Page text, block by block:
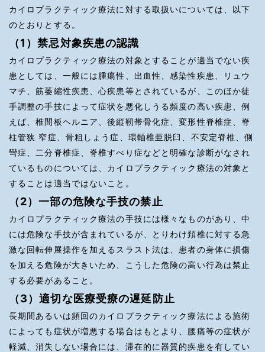
カイロプラクティック療法に対する取扱いについては、以下
のとおりとする。
（1）禁忌対象疾患の認識
カイロプラクティック療法の対象とすることが適当でない疾
患としては、一般には腫瘍性、出血性、感染性疾患、リュウ
マチ、筋萎縮性疾患、心疾患等とされているが、このほか徒
手調整の手技によって症状を悪化しうる頻度の高い疾患、例
えば、椎間板ヘルニア、後縦靭帯骨化症、変形性脊椎症、脊
柱管狭 窄症、骨粗しょう症、環軸椎亜脱臼、不安定脊椎、側
彎症、二分脊椎症、脊椎すべり症などと明確な診断がなされ
ているものについては、カイロプラクティック療法の対象と
することは適当ではないこと。
（2）一部の危険な手技の禁止
カイロプラクティック療法の手技には様々なものがあり、中
には危険な手技が含まれているが、とりわけ頚椎に対する急
激な回転伸展操作を加えるスラスト法は、患者の身体に損傷
を加える危険が大きいため、こうした危険の高い行為は禁止
する必要があること。
（3）適切な医療受療の遅延防止
長期間あるいは頻回のカイロプラクティック療法による施術
によっても症状が増悪する場合はもとより、腰痛等の症状が
軽減、消失しない場合には、滞在的に器質的疾患を有してい